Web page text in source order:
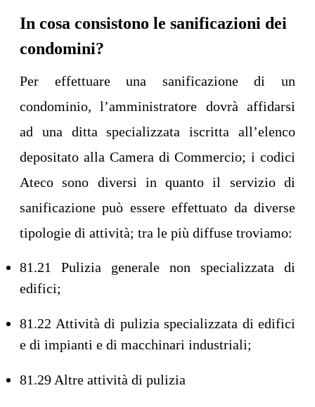
In cosa consistono le sanificazioni dei
condomini?
Per effettuare una sanificazione di un
condominio, l’amministratore dovrà affidarsi
ad una ditta specializzata iscritta all’elenco
depositato alla Camera di Commercio; i codici
Ateco sono diversi in quanto il servizio di
sanificazione può essere effettuato da diverse
tipologie di attività; tra le più diffuse troviamo:
81.21 Pulizia generale non specializzata di
edifici;
81.22 Attività di pulizia specializzata di edifici
e di impianti e di macchinari industriali;
81.29 Altre attività di pulizia